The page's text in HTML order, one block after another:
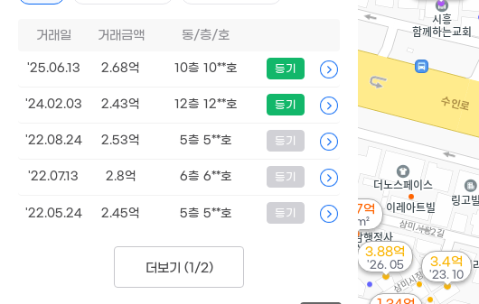
3.88억
'26. 05 3.4억
'23. 10
2.07억
59m²
거래일 거래금액 동/층/호
'25.06.13 2.68억 10층 10**호 등기
'24.02.03 2.43억 12층 12**호 등기
'22.08.24 2.53억 5층 5**호 등기
'22.07.13 2.8억 6층 6**호 등기
'22.05.24 2.45억 5층 5**호 등기
더보기 (1/2)